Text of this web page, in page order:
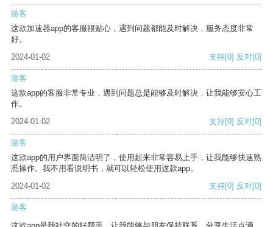
游客
这款加速器app的客服很贴心，遇到问题都能及时解决，服务态度非常
好。
2024-01-02
支持[0] 反对[0]
游客
这款app的客服非常专业，遇到问题总是能够及时解决，让我能够安心工
作。
2024-01-02
支持[0] 反对[0]
游客
这款app的用户界面简洁明了，使用起来非常容易上手，让我能够快速熟
悉操作。我不用看说明书，就可以轻松使用这款app。
2024-01-02
支持[0] 反对[0]
游客